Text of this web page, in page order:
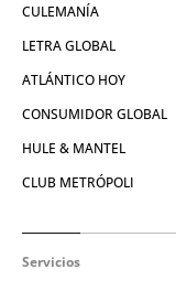
CULEMANÍA
LETRA GLOBAL
ATLÁNTICO HOY
CONSUMIDOR GLOBAL
HULE & MANTEL
CLUB METRÓPOLI
Servicios